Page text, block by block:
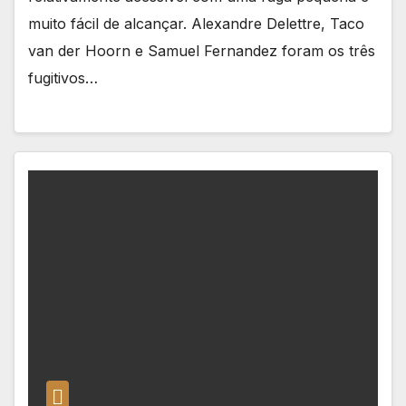
muito fácil de alcançar. Alexandre Delettre, Taco
van der Hoorn e Samuel Fernandez foram os três
fugitivos…